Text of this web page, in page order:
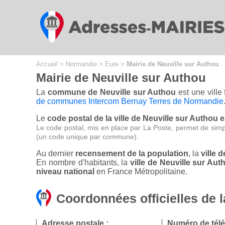
Accueil > Normandie > Eure > Mairie de Neuville sur Authou
Mairie de Neuville sur Authou
La commune de Neuville sur Authou est une ville
de communes Intercom Bernay Terres de Normandie.
Le code postal de la ville de Neuville sur Authou
Le code postal, mis en place par La Poste, permet de
(un code unique par commune).
Au dernier recensement de la population, la ville
En nombre d'habitants, la ville de Neuville sur
niveau national en France Métropolitaine.
Coordonnées officielles de
Adresse postale : Numéro de